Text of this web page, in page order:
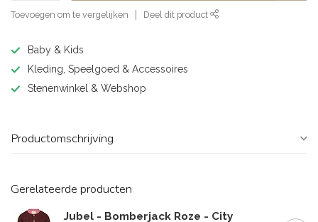
Toevoegen om te vergelijken Deel dit product
Baby & Kids
Kleding, Speelgoed & Accessoires
Stenenwinkel & Webshop
Productomschrijving
Gerelateerde producten
Jubel - Bomberjack Roze - City